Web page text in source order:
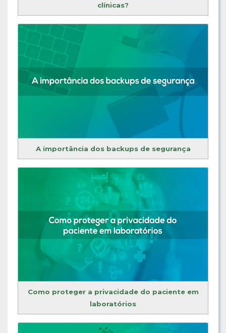
clínicas?
A importância dos backups de segurança
Como proteger a privacidade do paciente em
laboratórios